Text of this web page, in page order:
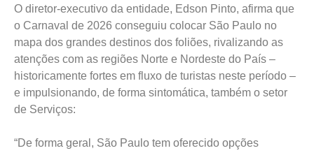
O diretor-executivo da entidade, Edson Pinto, afirma que
o Carnaval de 2026 conseguiu colocar São Paulo no
mapa dos grandes destinos dos foliões, rivalizando as
atenções com as regiões Norte e Nordeste do País –
historicamente fortes em fluxo de turistas neste período –
e impulsionando, de forma sintomática, também o setor
de Serviços:
“De forma geral, São Paulo tem oferecido opções